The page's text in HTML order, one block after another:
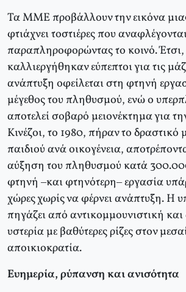
Τα ΜΜΕ προβάλλουν την εικόνα
φτιάχνει τοστιέρες που
παραπληροφορώντας το κοινό. Έτσι,
καλλιεργήθηκαν εύπεπτοι για τις
ανάπτυξη οφείλεται στη φτηνή
μέγεθος του πληθυσμού, ενώ ο
αποτελεί σοβαρό μειονέκτημα για
Κινέζοι, το 1980, πήραν το δραστικό
παιδιού ανά οικογένεια,
αύξηση του πληθυσμού κατά
φτηνή –και φτηνότερη– εργασία
χώρες χωρίς να φέρνει ανάπτυξη. Η
πηγάζει από αντικομμουνιστική
υστερία με βαθύτερες ρίζες στον
αποικιοκρατία.
Ευημερία, ρύπανση και ανισότητα